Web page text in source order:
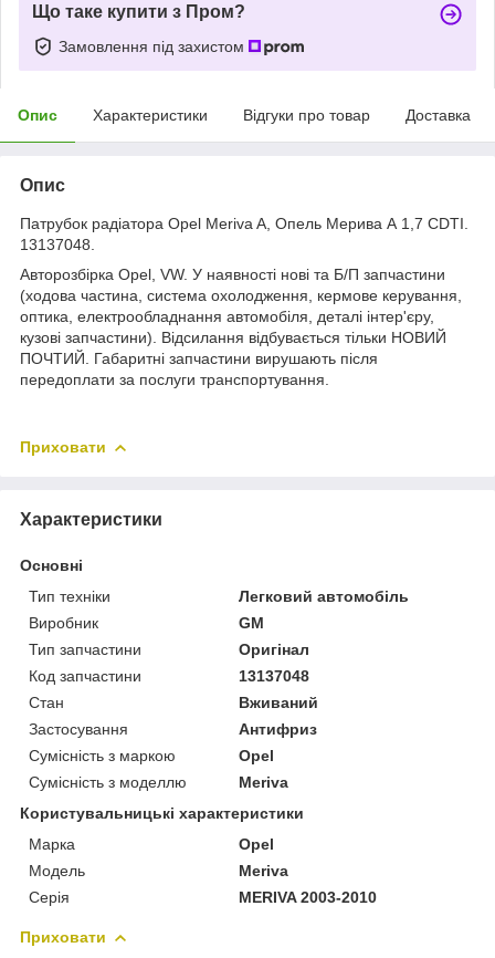
Що таке купити з Пром?
Замовлення під захистом
Опис Характеристики Відгуки про товар Доставка
Опис
Патрубок радіатора Opel Meriva A, Опель Мерива А 1,7 CDTI.
13137048.
Авторозбірка Opel, VW. У наявності нові та Б/П запчастини
(ходова частина, система охолодження, кермове керування,
оптика, електрообладнання автомобіля, деталі інтер'єру,
кузові запчастини). Відсилання відбувається тільки НОВИЙ
ПОЧТИЙ. Габаритні запчастини вирушають після
передоплати за послуги транспортування.
Приховати
Характеристики
Основні
Тип техніки
Легковий автомобіль
Виробник
GM
Тип запчастини
Оригінал
Код запчастини
13137048
Стан
Вживаний
Застосування
Антифриз
Сумісність з маркою
Opel
Сумісність з моделлю
Meriva
Користувальницькі характеристики
Марка
Opel
Модель
Meriva
Серія
MERIVA 2003-2010
Приховати